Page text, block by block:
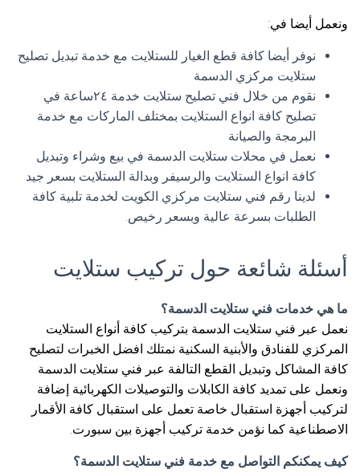
ونعمل أيضا في:
نوفر أيضا كافة قطع الغيار للستلايت مع خدمة تبديل تصليح
ستلايت مركزي الدسمة
نقوم من خلال فني تصليح ستلايت خدمة ٢٤ساعة في
تصليح كافة انواع الستلايت بمختلف الماركات مع خدمة
البرمجة والصيانة
نعمل في محلات ستلايت الدسمة في بيع وشراء وتبديل
كافة انواع الستلايت والرسيفر وبدالة الستلايت بسعر جيد
لدينا رقم فني ستلايت مركزي الكويت لخدمة تلبية كافة
الطلبات بسرعة عالية وبسعر رخيص.
أسئلة شائعة حول تركيب ستلايت
ما هي خدمات فني ستلايت الدسمة؟
نعمل عبر فني ستلايت الدسمة بتركيب كافة أنواع الستلايت
المركزي للفنادق والأبنية السكنية نمتلك افضل الخبرات لتصليح
كافة المشاكل وتبديل القطع التالفة عبر فني ستلايت الدسمة
ونعمل على تمديد كافة الكابلات والتوصيلات الكهربائية إضافة
لتركيب أجهزة استقبال خاصة تعمل على استقبال كافة الأقمار
الاصطناعية كما نؤمن خدمة تركيب أجهزة بين سبورت.
كيف يمكنكم التواصل مع خدمة فني ستلايت الدسمة؟